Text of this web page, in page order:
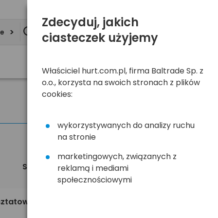
Sortuj domyślnie
Zdecyduj, jakich
ciasteczek użyjemy
Właściciel hurt.com.pl, firma Baltrade Sp. z
o.o., korzysta na swoich stronach z plików
cookies:
wykorzystywanych do analizy ruchu
na stronie
marketingowych, związanych z
reklamą i mediami
społecznościowymi